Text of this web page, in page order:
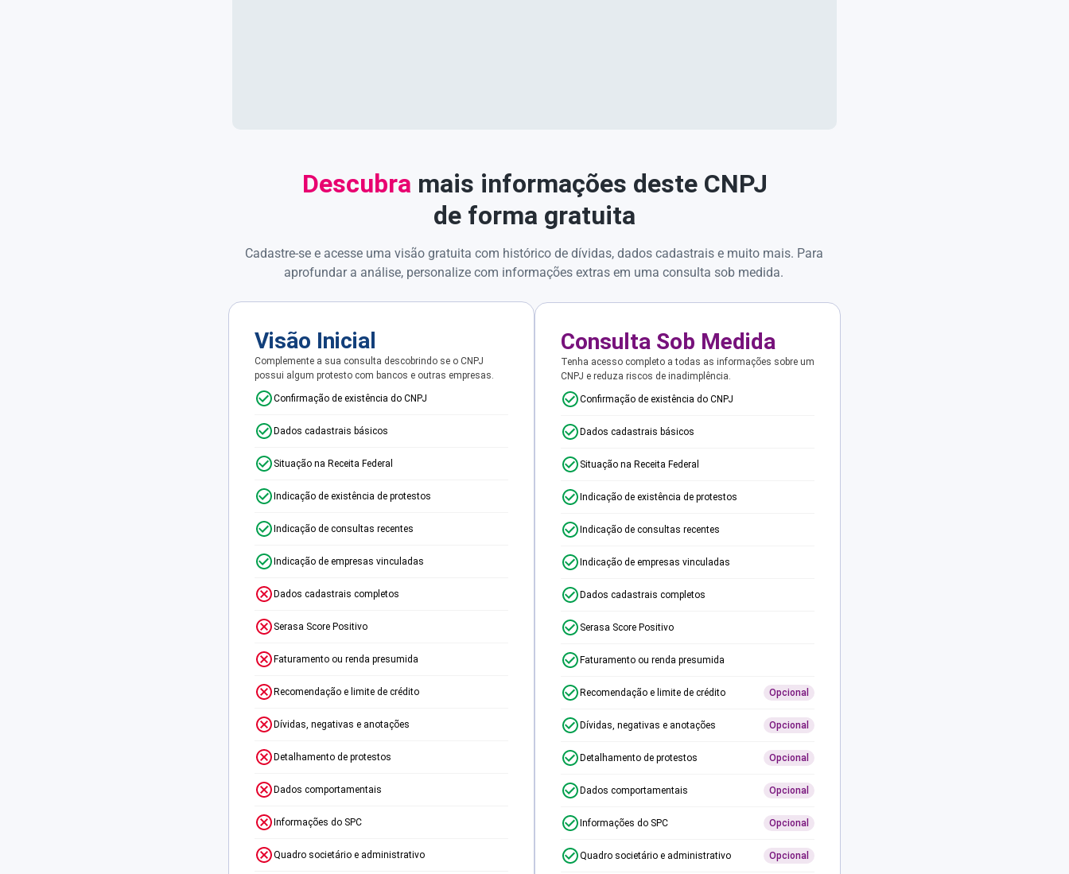
Descubra mais informações deste CNPJ
de forma gratuita
Cadastre-se e acesse uma visão gratuita com histórico de dívidas, dados cadastrais e muito mais. Para
aprofundar a análise, personalize com informações extras em uma consulta sob medida.
Visão Inicial
Complemente a sua consulta descobrindo se o CNPJ
possui algum protesto com bancos e outras empresas.
Confirmação de existência do CNPJ
Dados cadastrais básicos
Situação na Receita Federal
Indicação de existência de protestos
Indicação de consultas recentes
Indicação de empresas vinculadas
Dados cadastrais completos
Serasa Score Positivo
Faturamento ou renda presumida
Recomendação e limite de crédito
Dívidas, negativas e anotações
Detalhamento de protestos
Dados comportamentais
Informações do SPC
Quadro societário e administrativo
Consulta Sob Medida
Tenha acesso completo a todas as informações sobre um
CNPJ e reduza riscos de inadimplência.
Confirmação de existência do CNPJ
Dados cadastrais básicos
Situação na Receita Federal
Indicação de existência de protestos
Indicação de consultas recentes
Indicação de empresas vinculadas
Dados cadastrais completos
Serasa Score Positivo
Faturamento ou renda presumida
Recomendação e limite de crédito Opcional
Dívidas, negativas e anotações Opcional
Detalhamento de protestos Opcional
Dados comportamentais Opcional
Informações do SPC Opcional
Quadro societário e administrativo Opcional